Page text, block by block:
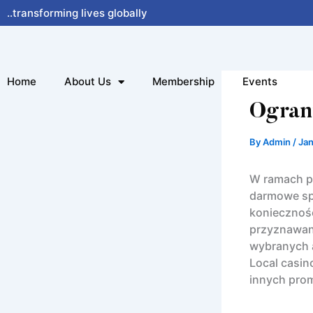
Skip
to
..transforming lives globally
Home About Us Membership Events
ByAdmin /
W ramach
darmowe
wybranych
Local
innych